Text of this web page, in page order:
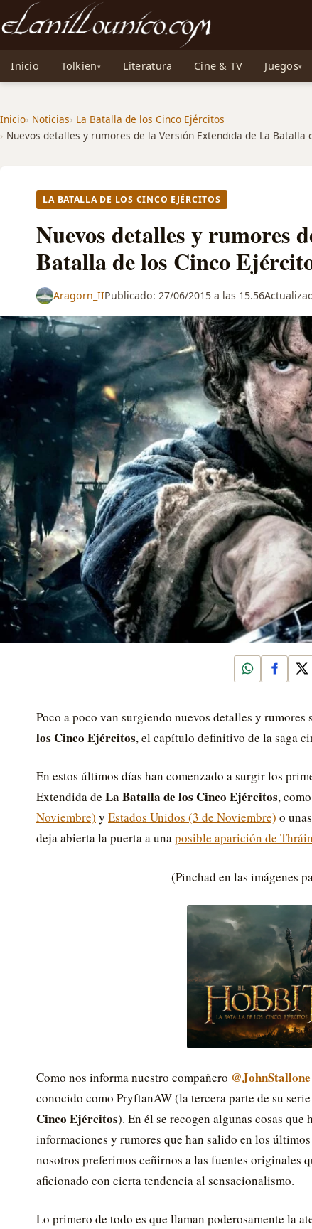
Noticias sobre Tolkien: El Señor de los Anillos, Los Anillos de Poder, La Caza
Inicio Tolkien Literatura Cine & TV Juegos
Inicio Noticias La Batalla de los Cinco Ejércitos
Nuevos detalles y rumores de la Versión Extendida de La Batalla
LA BATALLA DE LOS CINCO EJÉRCITOS
Nuevos detalles y rumores
Batalla de los Cinco
Aragorn_IIPublicado: 27/06/2015 a las 15.56
WhatsAppX
Poco a poco van surgiendo nuevos detalles y
los Cinco Ejércitos, el capítulo definitivo de la saga
En estos últimos días han comenzado a surgir los
Extendida de La Batalla de los Cinco Ejércitos,
Noviembre) y Estados Unidos (3 de Noviembre) o
deja abierta la puerta a unaposible aparición de Thráin
(Pinchad en las imágenes
Como nos informa nuestro compañero @JohnStallone
conocido como PryftanAW (la tercera parte de su
Cinco Ejércitos). En él se recogen algunas cosas que
informaciones y rumores que han salido en los
nosotros preferimos ceñirnos a las fuentes originales
aficionado con cierta tendencia al sensacionalismo.
Lo primero de todo es que llaman poderosamente la